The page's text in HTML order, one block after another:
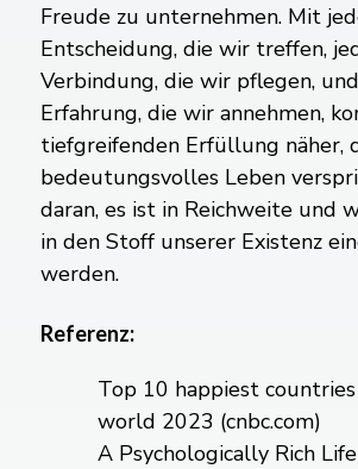
Freude zu unternehmen. Mit
Entscheidung, die wir treffen,
Verbindung, die wir pflegen,
Erfahrung, die wir annehmen,
tiefgreifenden Erfüllung näher,
bedeutungsvolles Leben
daran, es ist in Reichweite und
in den Stoff unserer Existenz
werden.
Referenz:
Top 10 happiest
world 2023 (cnbc.com)
A Psychologically Rich